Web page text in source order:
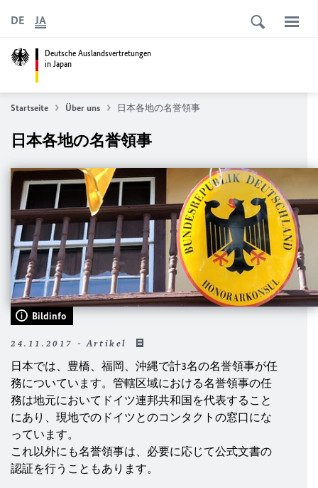
Deutsche Auslandsvertretungen
in Japan
DE JA
Startseite Über uns 日本各地の名誉領事
日本各地の名誉領事
Bildinfo
24.11.2017 - Artikel
日本では、豊橋、福岡、沖縄で計3名の名誉領事が任
務についています。管轄区域における名誉領事の任
務は地元においてドイツ連邦共和国を代表すること
にあり、現地でのドイツとのコンタクトの窓口にな
っています。
これ以外にも名誉領事は、必要に応じて公式文書の
認証を行うこともあります。